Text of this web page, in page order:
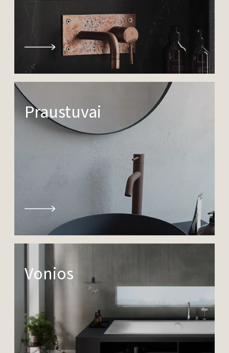
Praustuvai
Vonios